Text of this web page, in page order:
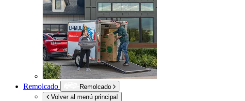
Remolcado
Remolcado
Volver al menú principal